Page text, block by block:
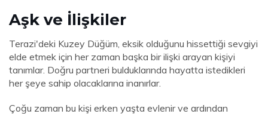
Aşk ve İlişkiler
Terazi'deki Kuzey Düğüm, eksik olduğunu hissettiği sevgiyi
elde etmek için her zaman başka bir ilişki arayan kişiyi
tanımlar. Doğru partneri bulduklarında hayatta istedikleri
her şeye sahip olacaklarına inanırlar.
Çoğu zaman bu kişi erken yaşta evlenir ve ardından